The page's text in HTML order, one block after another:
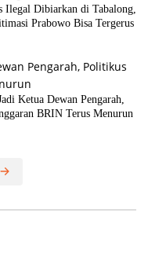
Ilegal Dibiarkan di Tabalong,
Prabowo Bisa Tergerus
Ketua Dewan Pengarah,
BRIN Terus Menurun